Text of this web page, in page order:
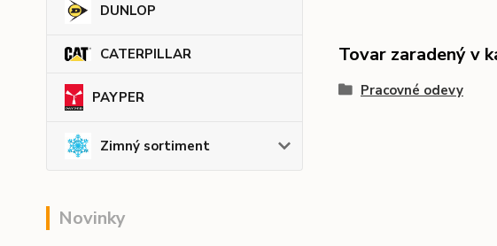
DUNLOP
CATERPILLAR
PAYPER
Zimný sortiment
Novinky
Tovar zaradený v
Pracovné odevy